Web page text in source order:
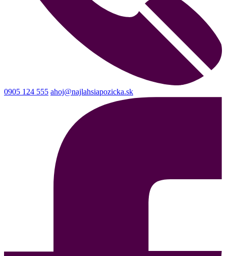
0905 124 555 ahoj@najlahsiapozicka.sk